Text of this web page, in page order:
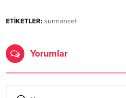
ETİKETLER: surmanset
Yorumlar